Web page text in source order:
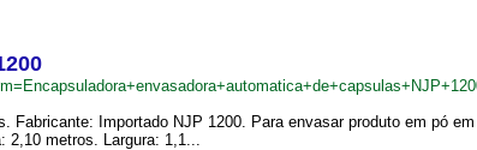
Fabricante: Importado NJP 1200. Para envasar produto em pó
2,10 metros. Largura: 1,1...